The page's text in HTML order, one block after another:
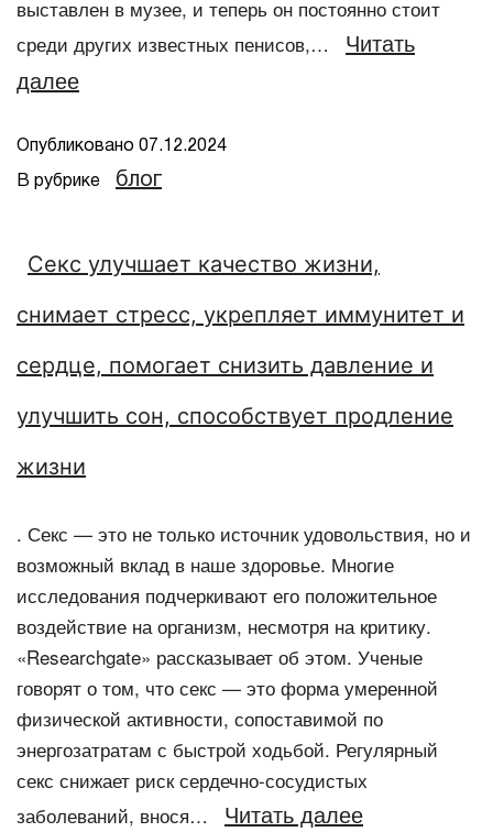
выставлен в музее, и теперь он постоянно стоит
среди других известных пенисов,…
Читать
далее
Опубликовано 07.12.2024
В рубрике блог
Секс улучшает качество жизни,
снимает стресс, укрепляет иммунитет и
сердце, помогает снизить давление и
улучшить сон, способствует продление
жизни
. Секс — это не только источник удовольствия, но и
возможный вклад в наше здоровье. Многие
исследования подчеркивают его положительное
воздействие на организм, несмотря на критику.
«Researchgate» рассказывает об этом. Ученые
говорят о том, что секс — это форма умеренной
физической активности, сопоставимой по
энергозатратам с быстрой ходьбой. Регулярный
секс снижает риск сердечно-сосудистых
заболеваний, внося…
Читать далее